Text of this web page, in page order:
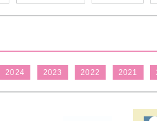
2024 2023 2022 2021